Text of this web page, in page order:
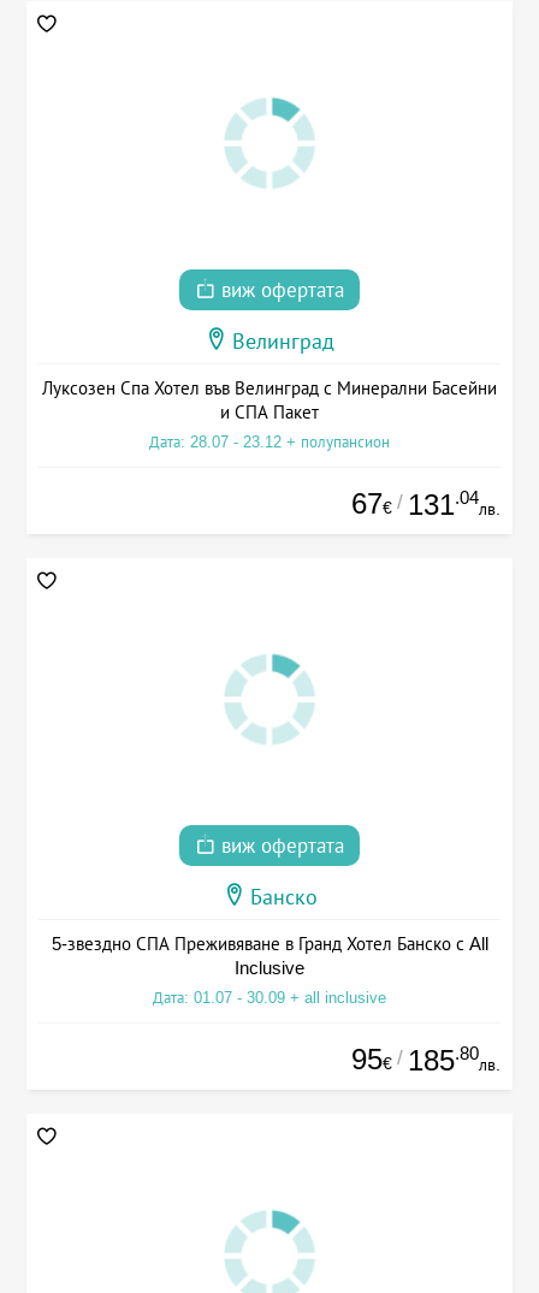
виж офертата
Велинград
Луксозен Спа Хотел във Велинград с Минерални Басейни
и СПА Пакет
Дата: 28.07 - 23.12 + полупансион
67€ / 131.04
лв.
виж офертата
Банско
5-звездно СПА Преживяване в Гранд Хотел Банско с All
Inclusive
Дата: 01.07 - 30.09 + all inclusive
95€ / 185.80
лв.